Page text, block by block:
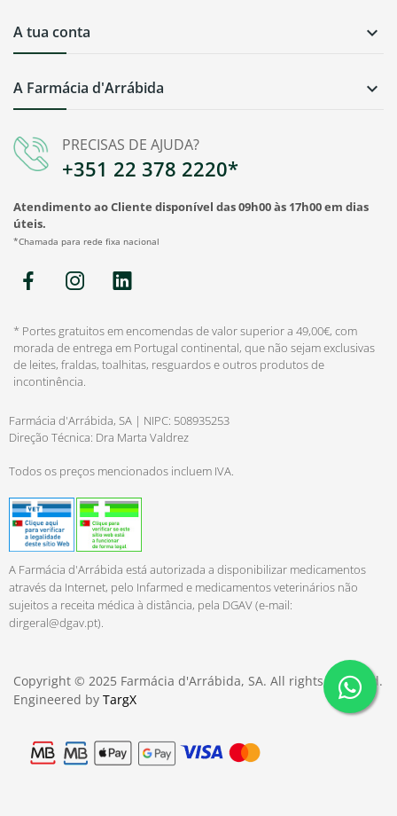
PRECISAS DE AJUDA?
+351 22 378 2220*
Atendimento ao Cliente disponível das 09h00 às 17h00 em dias
úteis.
*Chamada para rede fixa nacional
A Farmácia d'Arrábida 
A tua conta 
* Portes gratuitos em encomendas de valor superior a 49,00€, com
morada de entrega em Portugal continental, que não sejam exclusivas
de leites, fraldas, toalhitas, resguardos e outros produtos de
incontinência.
Farmácia d'Arrábida, SA | NIPC: 508935253
Direção Técnica: Dra Marta Valdrez
Todos os preços mencionados incluem IVA.
A Farmácia d'Arrábida está autorizada a disponibilizar medicamentos
através da Internet, pelo Infarmed e medicamentos veterinários não
sujeitos a receita médica à distância, pela DGAV (e-mail:
dirgeral@dgav.pt).
Copyright © 2025 Farmácia d'Arrábida, SA. All rights reserved.
Engineered by TargX